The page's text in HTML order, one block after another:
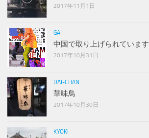
2017年11月1日
GAI
中国で取り上げられています
2017年10月31日
DAI-CHAN
華味鳥
2017年10月30日
KYOKI